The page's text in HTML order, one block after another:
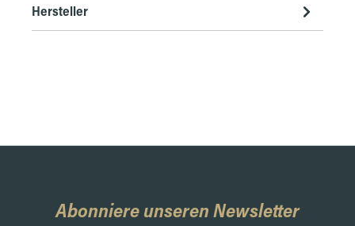
Hersteller
Abonniere unseren Newsletter